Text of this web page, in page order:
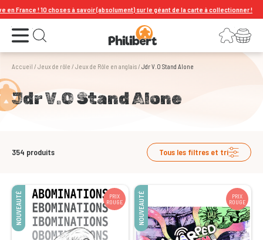
à savoir (absolument) sur le géant de la carte à collectionner !
Ouvrir le menu Ouvrir la recherche Connexion
Votre panier
Accueil /Jeux de rôle /Jeux de Rôle en anglais/Jdr V.O Stand Alone
Jdr V.O Stand Alone
354 produits Tous les filtres et tri
NOUVEAUTÉ
PRIX
ROUGE
NOUVEAUTÉ
PRIX
ROUGE